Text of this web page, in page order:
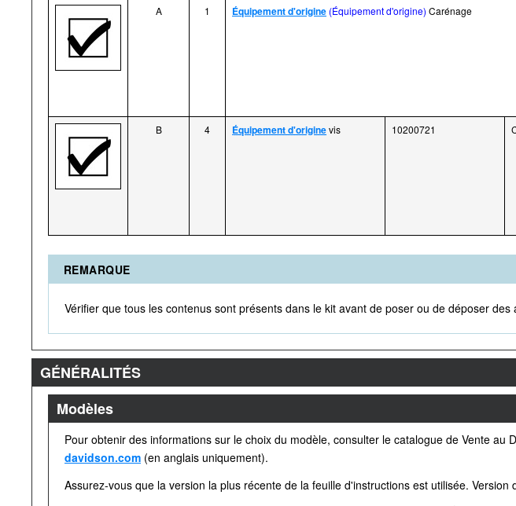
A 1 Équipement d'origine (Équipement d'origine) Carénage
B 4 Équipement d'originevis 10200721
REMARQUE
Vérifier que tous les contenus sont présents dans le kit avant de poser ou de déposer des
GÉNÉRALITÉS
Modèles
Pour obtenir des informations sur le choix du modèle, consulter le catalogue de Vente
davidson.com (en anglais uniquement).
Assurez-vous que la version la plus récente de la feuille d'instructions est utilisée. Version